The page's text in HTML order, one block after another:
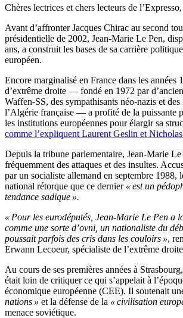
Chères lectrices et chers lecteurs de l’Expresso,
Avant d’affronter Jacques Chirac au second
présidentielle de 2002, Jean-Marie Le Pen,
ans, a construit les bases de sa carrière
européen.
Encore marginalisé en France dans les années
d’extrême droite — fondé en 1972 par
Waffen-SS, des sympathisants néo-nazis et
l’Algérie française — a profité de la puissante
les institutions européennes pour élargir sa
comme l’expliquent Laurent Geslin et
Depuis la tribune parlementaire, Jean-Marie Le
fréquemment des attaques et des insultes.
par un socialiste allemand en septembre 1988,
national rétorque que ce dernier « est un
tendance sadique ».
« Pour les eurodéputés, Jean-Marie Le Pen a
comme une sorte d’ovni, un nationaliste du
poussait parfois des cris dans les couloirs »,
Erwann Lecoeur, spécialiste de l’extrême
Au cours de ses premières années à
était loin de critiquer ce qui s’appelait à
économique européenne (CEE). Il soutenait
nations » et la défense de la « civilisation
menace soviétique.